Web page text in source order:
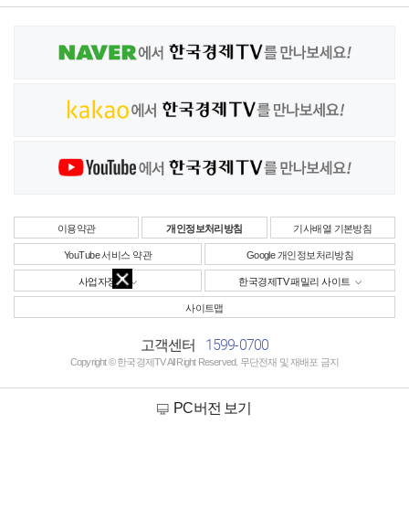
이용약관 개인정보처리방침 기사배열 기본방침
YouTube 서비스 약관 Google 개인정보처리방침
사업자정보 한국경제TV 패밀리 사이트
사이트맵
고객센터 1599-0700
Copyright © 한국경제TV All Right Reserved. 무단전재 및 재배포 금지
PC버전 보기